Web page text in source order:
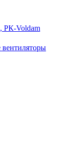
РК-Voldam